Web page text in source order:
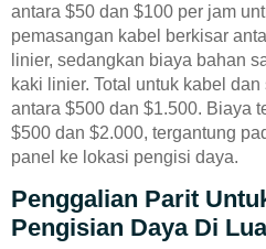
antara $50 dan $100 per jam
pemasangan kabel berkisar
linier, sedangkan biaya bahan
kaki linier. Total untuk kabel
antara $500 dan $1.500. Biaya
$500 dan $2.000, tergantung
panel ke lokasi pengisi daya.
Penggalian Parit
Pengisian Daya Di